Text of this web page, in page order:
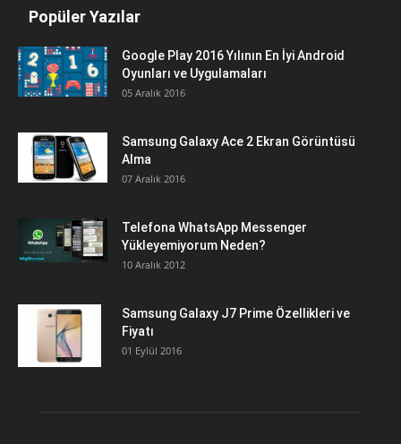
Popüler Yazılar
Google Play 2016 Yılının En İyi Android
Oyunları ve Uygulamaları
05 Aralık 2016
Samsung Galaxy Ace 2 Ekran Görüntüsü
Alma
07 Aralık 2016
Telefona WhatsApp Messenger
Yükleyemiyorum Neden?
10 Aralık 2012
Samsung Galaxy J7 Prime Özellikleri ve
Fiyatı
01 Eylül 2016